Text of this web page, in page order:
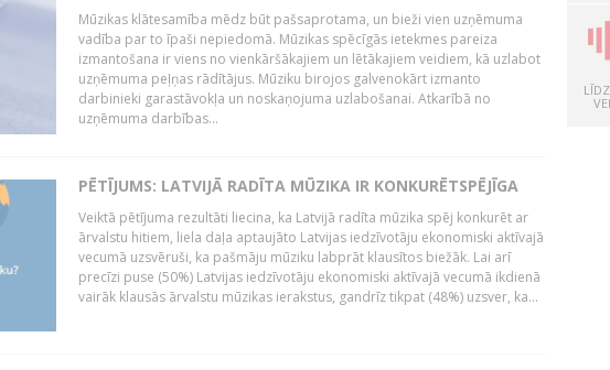
Mūzikas klātesamība mēdz būt pašsaprotama, un bieži vien uzņēmuma
vadība par to īpaši nepiedomā. Mūzikas spēcīgās ietekmes pareiza
izmantošana ir viens no vienkāršākajiem un lētākajiem veidiem, kā uzlabot
uzņēmuma peļņas rādītājus. Mūziku birojos galvenokārt izmanto
darbinieki garastāvokļa un noskaņojuma uzlabošanai. Atkarībā no
uzņēmuma darbības...
PĒTĪJUMS: LATVIJĀ RADĪTA MŪZIKA IR KONKURĒTSPĒJĪGA
Veiktā pētījuma rezultāti liecina, ka Latvijā radīta mūzika spēj konkurēt ar
ārvalstu hitiem, liela daļa aptaujāto Latvijas iedzīvotāju ekonomiski aktīvajā
vecumā uzsvēruši, ka pašmāju mūziku labprāt klausītos biežāk. Lai arī
precīzi puse (50%) Latvijas iedzīvotāju ekonomiski aktīvajā vecumā ikdienā
vairāk klausās ārvalstu mūzikas ierakstus, gandrīz tikpat (48%) uzsver, ka...